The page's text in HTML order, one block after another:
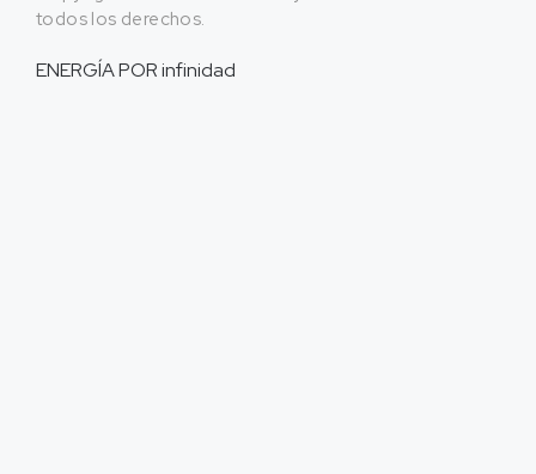
todos los derechos.
ENERGÍA PORinfinidad